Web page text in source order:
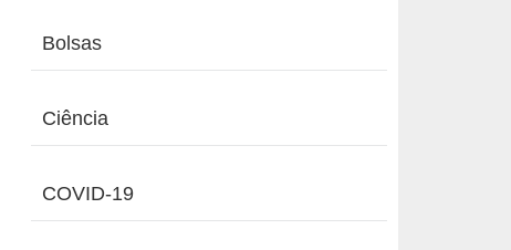
Bolsas
Ciência
COVID-19